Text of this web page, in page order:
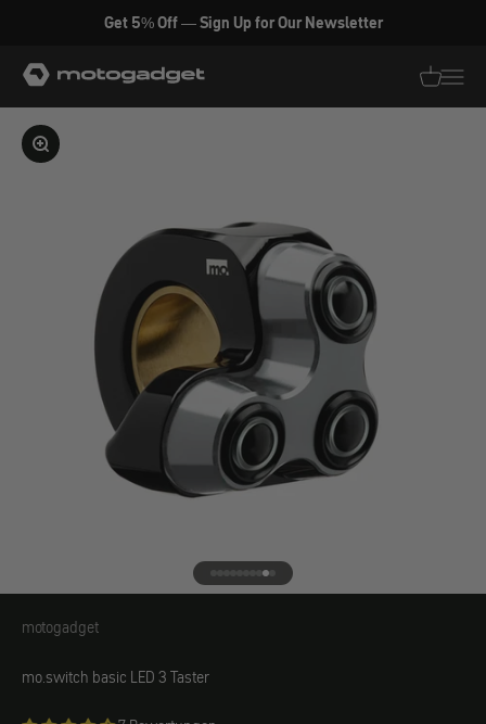
Zum Inhalt springen
Get 5% Off — Sign Up for Our Newsletter
motogadget GmbH
Bild vergrößern
Gehe zu Element 1
Gehe zu Element 2
Gehe zu Element 3
Gehe zu Element 4
Gehe zu Element 5
Gehe zu Element 6
Gehe zu Element 7
Gehe zu Element 8
Gehe zu Element 9
Gehe zu Element 10
motogadget
motogadget
mo.switch basic LED 3 Taster